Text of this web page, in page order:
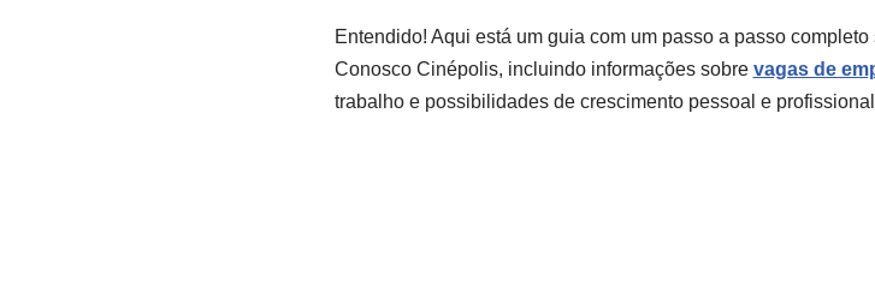
Entendido! Aqui está um guia com um passo a passo
Conosco Cinépolis, incluindo informações sobre vagas de
trabalho e possibilidades de crescimento pessoal e